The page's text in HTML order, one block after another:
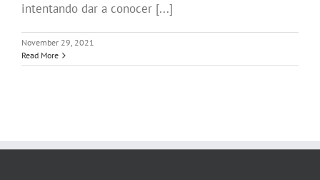
intentando dar a conocer [...]
November 29, 2021
Read More